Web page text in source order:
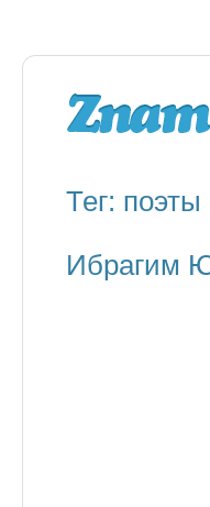
Тег:
Ибрагим